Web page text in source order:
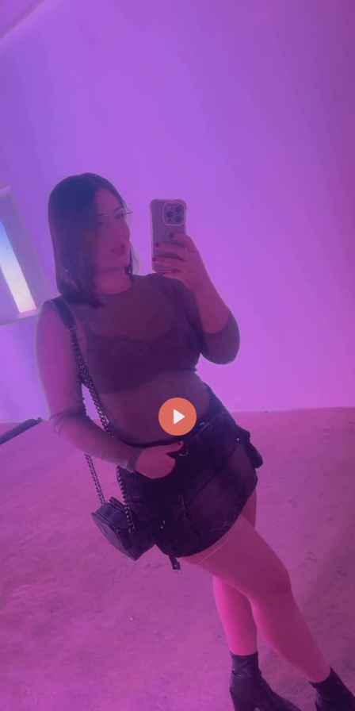
Reproducir